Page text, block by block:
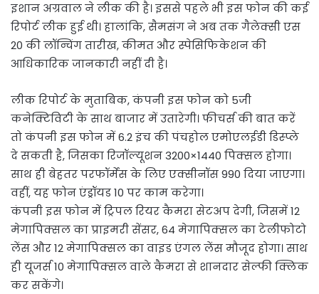
इशान अग्रवाल ने लीक की है। इससे पहले भी इस फोन की कई
रिपोर्ट लीक हुई थी। हालांकि, सैमसंग ने अब तक गैलेक्सी एस
20 की लॉन्चिंग तारीख, कीमत और स्पेसिफिकेशन की
आधिकारिक जानकारी नहीं दी है।
लीक रिपोर्ट के मुताबिक, कंपनी इस फोन को 5जी
कनेक्टिविटी के साथ बाजार में उतारेगी। फीचर्स की बात करें
तो कंपनी इस फोन में 6.2 इंच की पंचहोल एमोएलईडी डिस्प्ले
दे सकती है, जिसका रिजॉल्यूशन 3200×1440 पिक्सल होगा।
साथ ही बेहतर परफॉर्मेंस के लिए एक्सीनॉस 990 दिया जाएगा।
वहीं, यह फोन एंड्रॉयड 10 पर काम करेगा।
कंपनी इस फोन में ट्रिपल रियर कैमरा सेटअप देगी, जिसमें 12
मेगापिक्सल का प्राइमरी सेंसर, 64 मेगापिक्सल का टेलीफोटो
लेंस और 12 मेगापिक्सल का वाइड एंगल लेंस मौजूद होगा। साथ
ही यूजर्स 10 मेगापिक्सल वाले कैमरा से शानदार सेल्फी क्लिक
कर सकेंगे।